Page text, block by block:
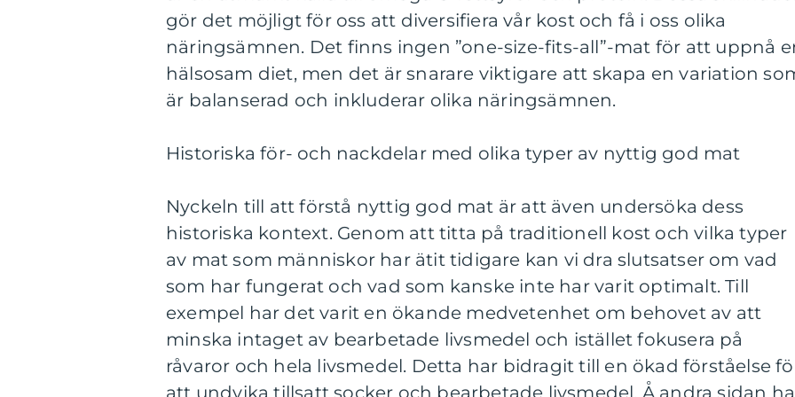
gör det möjligt för oss att diversifiera vår kost och få i oss olika
näringsämnen. Det finns ingen ”one-size-fits-all”-mat för att uppnå
hälsosam diet, men det är snarare viktigare att skapa en variation
är balanserad och inkluderar olika näringsämnen.
Historiska för- och nackdelar med olika typer av nyttig god mat
Nyckeln till att förstå nyttig god mat är att även undersöka dess
historiska kontext. Genom att titta på traditionell kost och vilka typer
av mat som människor har ätit tidigare kan vi dra slutsatser om vad
som har fungerat och vad som kanske inte har varit optimalt. Till
exempel har det varit en ökande medvetenhet om behovet av att
minska intaget av bearbetade livsmedel och istället fokusera på
råvaror och hela livsmedel. Detta har bidragit till en ökad förståelse
att undvika tillsatt socker och bearbetade livsmedel. Å andra sidan